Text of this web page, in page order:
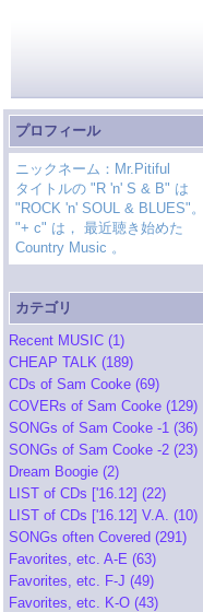
プロフィール
ニックネーム：Mr.Pitiful
タイトルの "R 'n' S & B" は
"ROCK 'n' SOUL & BLUES"。
"+ c" は， 最近聴き始めた
Country Music 。
カテゴリ
Recent MUSIC (1)
CHEAP TALK (189)
CDs of Sam Cooke (69)
COVERs of Sam Cooke (129)
SONGs of Sam Cooke -1 (36)
SONGs of Sam Cooke -2 (23)
Dream Boogie (2)
LIST of CDs ['16.12] (22)
LIST of CDs ['16.12] V.A. (10)
SONGs often Covered (291)
Favorites, etc. A-E (63)
Favorites, etc. F-J (49)
Favorites, etc. K-O (43)